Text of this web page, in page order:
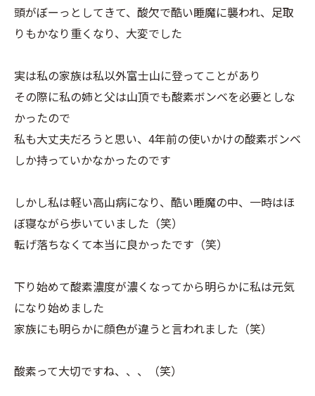
頭がぼーっとしてきて、酸欠で酷い睡魔に襲われ、足取
りもかなり重くなり、大変でした
実は私の家族は私以外富士山に登ってことがあり
その際に私の姉と父は山頂でも酸素ボンベを必要としな
かったので
私も大丈夫だろうと思い、4年前の使いかけの酸素ボンベ
しか持っていかなかったのです
しかし私は軽い高山病になり、酷い睡魔の中、一時はほ
ぼ寝ながら歩いていました（笑）
転げ落ちなくて本当に良かったです（笑）
下り始めて酸素濃度が濃くなってから明らかに私は元気
になり始めました
家族にも明らかに顔色が違うと言われました（笑）
酸素って大切ですね、、、（笑）